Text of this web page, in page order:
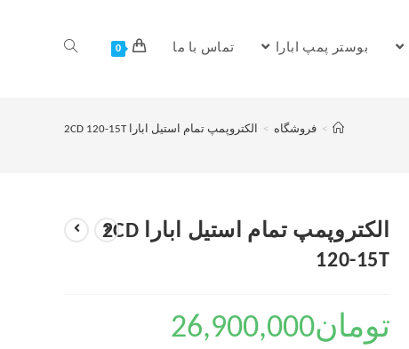
بوستر پمپ ابارا تماس با ما 0
> فروشگاه > الکتروپمپ تمام استیل ابارا 2CD 120-15T
الکتروپمپ تمام استیل ابارا 2CD
120-15T
تومان26,900,000